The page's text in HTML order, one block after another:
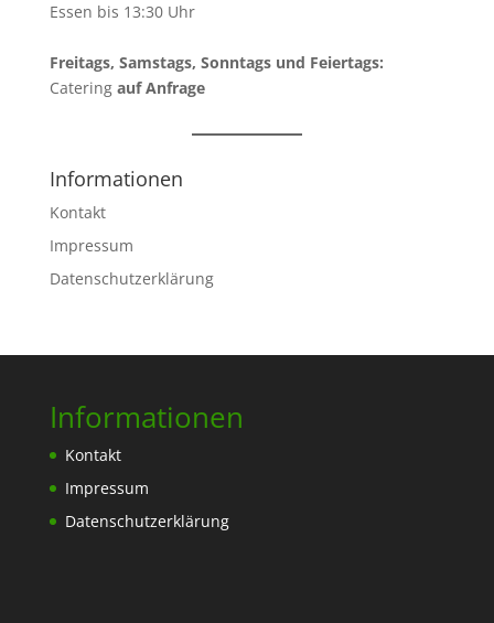
Essen bis 13:30 Uhr
Freitags, Samstags, Sonntags und Feiertags:
Catering auf Anfrage
Informationen
Kontakt
Impressum
Datenschutzerklärung
Informationen
Kontakt
Impressum
Datenschutzerklärung